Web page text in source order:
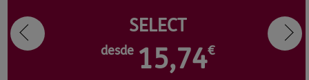
SELECT
desde 15,74€